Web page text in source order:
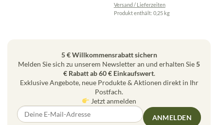
Versand / Lieferzeiten
Produkt enthält: 0,25 kg
5 € Willkommensrabatt sichern
Melden Sie sich zu unserem Newsletter an und erhalten Sie5
€ Rabatt ab 60 € Einkaufswert.
Exklusive Angebote, neue Produkte & Aktionen direkt in Ihr
Postfach.
Jetzt anmelden
ANMELDEN